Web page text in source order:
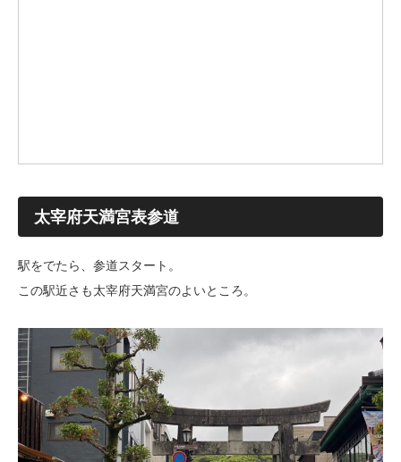
太宰府天満宮表参道
駅をでたら、参道スタート。
この駅近さも太宰府天満宮のよいところ。